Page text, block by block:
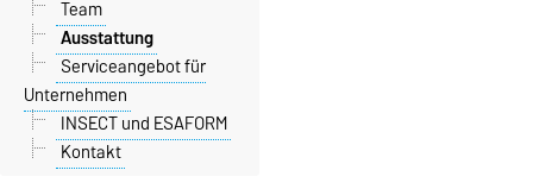
Team
Ausstattung
Serviceangebot für
Unternehmen
INSECT und ESAFORM
Kontakt